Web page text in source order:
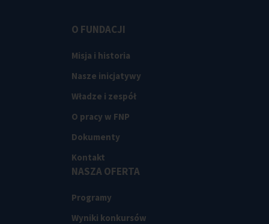
O FUNDACJI
Misja i historia
Nasze inicjatywy
Władze i zespół
O pracy w FNP
Dokumenty
Kontakt
NASZA OFERTA
Programy
Wyniki konkursów